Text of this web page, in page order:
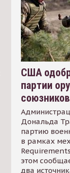
США
партии
союзников
Дональда
партию
в рамках
этом
два